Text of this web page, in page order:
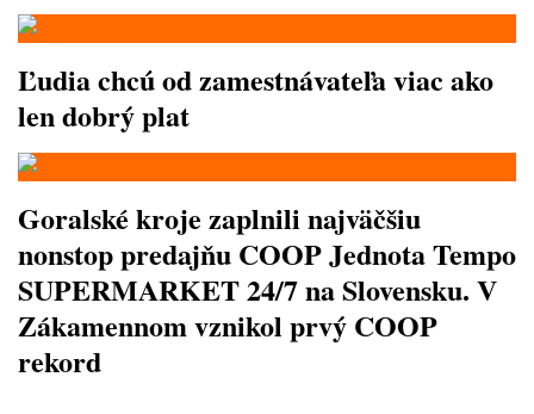
Ľudia chcú od zamestnávateľa viac ako
len dobrý plat
Goralské kroje zaplnili najväčšiu
nonstop predajňu COOP Jednota Tempo
SUPERMARKET 24/7 na Slovensku. V
Zákamennom vznikol prvý COOP
rekord